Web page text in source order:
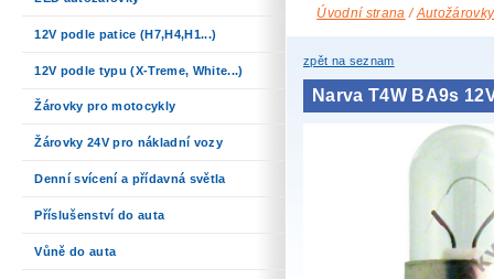
12V podle patice (H7,H4,H1...)
12V podle typu (X-Treme, White...)
Žárovky pro motocykly
Žárovky 24V pro nákladní vozy
Denní svícení a přídavná světla
Příslušenství do auta
Vůně do auta
Úvodní strana /Autožárovky
zpět na seznam
Narva T4W BA9s